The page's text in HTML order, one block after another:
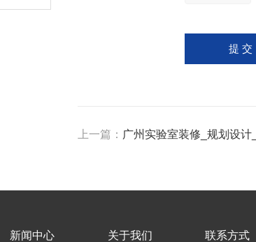
上一篇： 广州实验室装修_规划设计
新闻中心 关于我们 联系方式